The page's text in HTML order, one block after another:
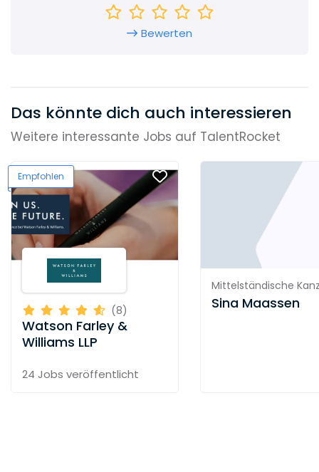
Bewerten
Das könnte dich auch interessieren
Weitere interessante Jobs auf TalentRocket
Empfohlen
(8)
Watson Farley &
Williams LLP
24 Jobs veröffentlicht
Mittelständische
Sina Maassen